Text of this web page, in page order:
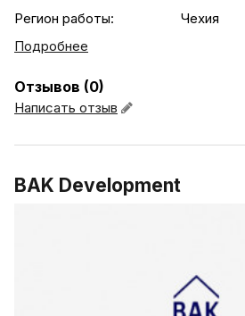
Регион работы:
Чехия
Подробнее
Отзывов (0)
Написать отзыв
BAK Development